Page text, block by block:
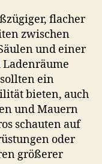
flacher
zwischen
und einer
Ladenräume
ein
bieten, auch
und Mauern
schauten auf
oder
größerer